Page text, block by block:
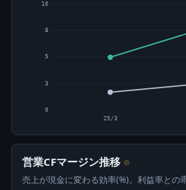
0
3
5
8
10
25/3
営業CFマージン推移 ⊙
売上が現金に変わる効率(%)。利益率との